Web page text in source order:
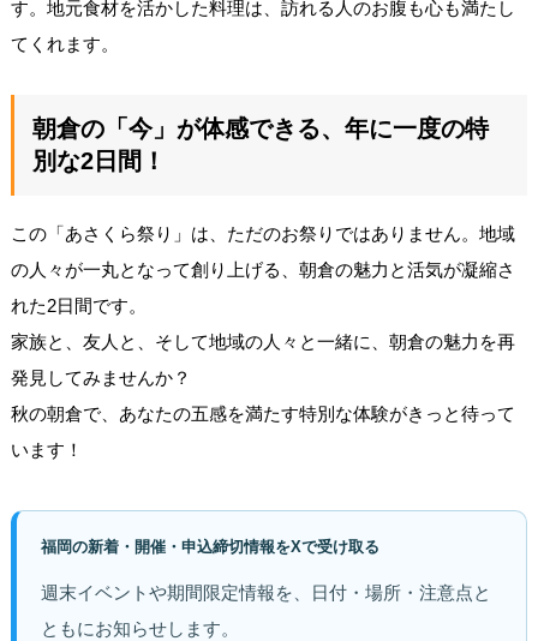
す。地元食材を活かした料理は、訪れる人のお腹も心も満たし
てくれます。
朝倉の「今」が体感できる、年に一度の特
別な2日間！
この「あさくら祭り」は、ただのお祭りではありません。地域
の人々が一丸となって創り上げる、朝倉の魅力と活気が凝縮さ
れた2日間です。
家族と、友人と、そして地域の人々と一緒に、朝倉の魅力を再
発見してみませんか？
秋の朝倉で、あなたの五感を満たす特別な体験がきっと待って
います！
福岡の新着・開催・申込締切情報をXで受け取る
週末イベントや期間限定情報を、日付・場所・注意点と
ともにお知らせします。